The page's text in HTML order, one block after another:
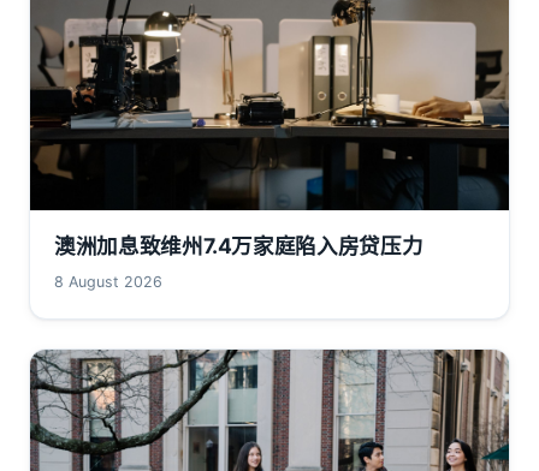
澳洲加息致维州7.4万家庭陷入房贷压力
8 August 2026